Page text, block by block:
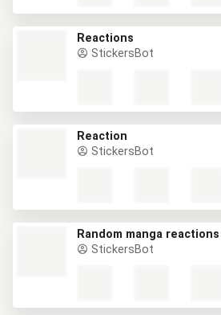
Reactions
StickersBot
Reaction
StickersBot
Random manga reactions
StickersBot